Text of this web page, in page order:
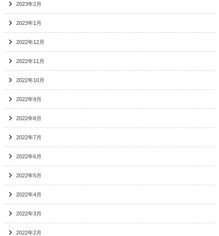
2023年2月
2023年1月
2022年12月
2022年11月
2022年10月
2022年9月
2022年8月
2022年7月
2022年6月
2022年5月
2022年4月
2022年3月
2022年2月